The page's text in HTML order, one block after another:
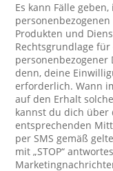
Es kann Fälle
Produkten und
Rechtsgrundlage
personenbezogener
denn, deine
erforderlich. Wann
auf den Erhalt
kannst du dich über
entsprechenden
per SMS gemäß
mit „STOP“